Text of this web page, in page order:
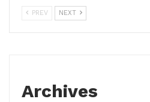
PREV NEXT
Archives